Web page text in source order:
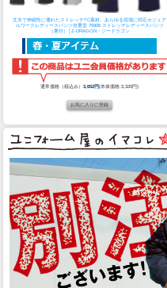
丈夫で伸縮性に優れたストレッチTC素材。あらゆる現場に対応カジュア
ルワークレディースパンツ自重堂 75906 ストレッチレディースパンツ
（裏付）│Z-DRAGON・ジードラゴン
通常価格（税込み）3,652円(本体価格:3,320円)